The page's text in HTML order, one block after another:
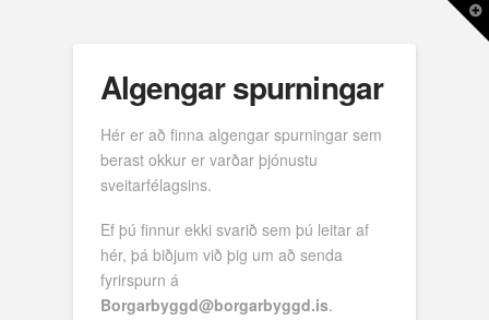
Algengar spurningar
Hér er að finna algengar spurningar sem
berast okkur er varðar þjónustu
sveitarfélagsins.
Ef þú finnur ekki svarið sem þú leitar af
hér, þá biðjum við þig um að senda
fyrirspurn á
Borgarbyggd@borgarbyggd.is.